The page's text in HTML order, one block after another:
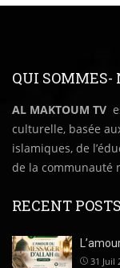
QUI SOMMES-
AL MAKTOUM TV
culturelle, basée
islamiques, de
de la communauté
RECENT POSTS
31 Juil